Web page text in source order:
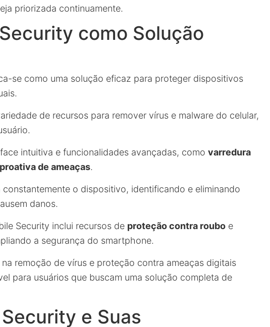
priorizada continuamente.
como Solução
se como uma solução eficaz para proteger dispositivos
de recursos para remover vírus e malware do celular,
intuitiva e funcionalidades avançadas, como varredura
de ameaças.
o dispositivo, identificando e eliminando
danos.
Security inclui recursos de proteção contra roubo e
a segurança do smartphone.
remoção de vírus e proteção contra ameaças digitais
para usuários que buscam uma solução completa de
e Suas